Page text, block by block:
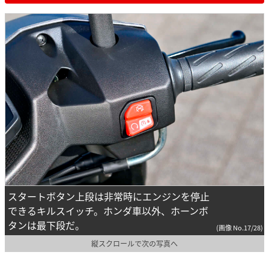
スタートボタン上段は非常時にエンジンを停止
できるキルスイッチ。ホンダ車以外、ホーンボ
タンは最下段だ。
(画像 No.17/28)
縦スクロールで次の写真へ